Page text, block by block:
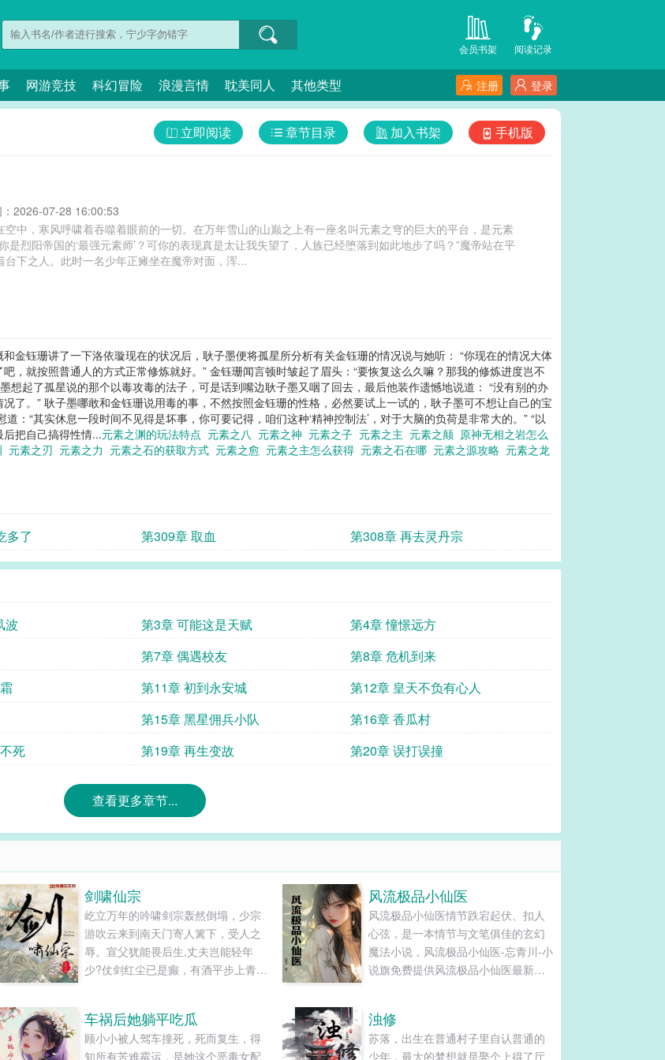
阅读记录
会员书架
网游竞技 科幻冒险 浪漫言情 耽美同人 其他类型 登录
注册
手机版
加入书架
章节目录
立即阅读
2026-07-28 16:00:53
中，寒风呼啸着吞噬着眼前的一切。在万年雪山的山巅之上有一座名叫元素之穹的巨大的平台，是元素
是烈阳帝国的‘最强元素师’？可你的表现真是太让我失望了，人族已经堕落到如此地步了吗？”魔帝站在平
下之人。此时一名少年正瘫坐在魔帝对面，浑...
金钰珊讲了一下洛依璇现在的状况后，耿子墨便将孤星所分析有关金钰珊的情况说与她听： “你现在的情况大体
，就按照普通人的方式正常修炼就好。” 金钰珊闻言顿时皱起了眉头：“要恢复这么久嘛？那我的修炼进度岂不
想起了孤星说的那个以毒攻毒的法子，可是话到嘴边耿子墨又咽了回去，最后他装作遗憾地说道： “没有别的办
了。” 耿子墨哪敢和金钰珊说用毒的事，不然按照金钰珊的性格，必然要试上一试的，耿子墨可不想让自己的宝
：“其实休息一段时间不见得是坏事，你可要记得，咱们这种‘精神控制法’，对于大脑的负荷是非常大的。” “以
把自己搞得性情...元素之渊的玩法特点 元素之八 元素之神 元素之子 元素之主 元素之颠 原神无相之岩怎么
元素之刃 元素之力 元素之石的获取方式 元素之愈 元素之主怎么获得 元素之石在哪 元素之源攻略 元素之龙
多了 第309章 取血 第308章 再去灵丹宗
波 第3章 可能这是天赋
第4章 憧憬远方
第7章 偶遇校友
第8章 危机到来
第11章 初到永安城
第12章 皇天不负有心人
第15章 黑星佣兵小队
第16章 香瓜村
死 第19章 再生变故 第20章 误打误撞
查看更多章节...
剑啸仙宗
屹立万年的吟啸剑宗轰然倒塌，少宗
游吹云来到南天门寄人篱下，受人之
辱。宣父犹能畏后生,丈夫岂能轻年
少?仗剑红尘已是癫，有酒平步上青
风流极品小仙医
风流极品小仙医情节跌宕起伏、扣人
心弦，是一本情节与文笔俱佳的玄幻
魔法小说，风流极品小仙医-忘青川-小
说旗免费提供风流极品小仙医最新清
车祸后她躺平吃瓜
顾小小被人驾车撞死，死而复生，得
知所有苦难霉运，是她这个恶毒女配
浊修
苏落，出生在普通村子里自认普通的
少年，最大的梦想就是娶个上得了厅